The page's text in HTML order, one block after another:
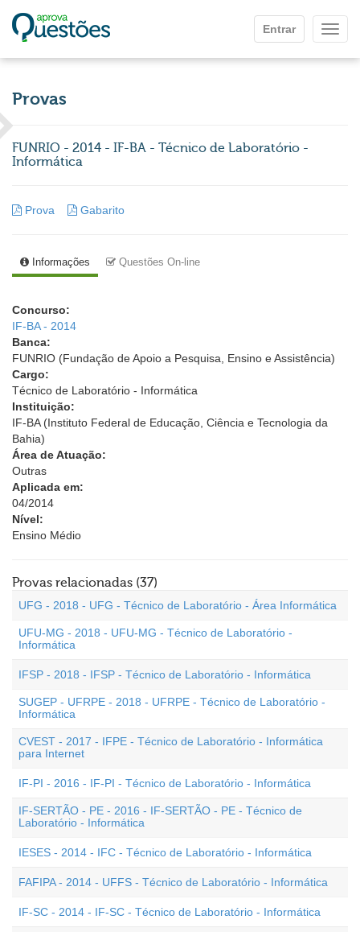
Entrar
Provas
FUNRIO - 2014 - IF-BA - Técnico de Laboratório -
Informática
Prova Gabarito
Informações Questões On-line
Concurso:
IF-BA - 2014
Banca:
FUNRIO (Fundação de Apoio a Pesquisa, Ensino e Assistência)
Cargo:
Técnico de Laboratório - Informática
Instituição:
IF-BA (Instituto Federal de Educação, Ciência e Tecnologia da
Bahia)
Área de Atuação:
Outras
Aplicada em:
04/2014
Nível:
Ensino Médio
Provas relacionadas (37)
UFG - 2018 - UFG - Técnico de Laboratório - Área Informática
UFU-MG - 2018 - UFU-MG - Técnico de Laboratório -
Informática
IFSP - 2018 - IFSP - Técnico de Laboratório - Informática
SUGEP - UFRPE - 2018 - UFRPE - Técnico de Laboratório -
Informática
CVEST - 2017 - IFPE - Técnico de Laboratório - Informática
para Internet
IF-PI - 2016 - IF-PI - Técnico de Laboratório - Informática
IF-SERTÃO - PE - 2016 - IF-SERTÃO - PE - Técnico de
Laboratório - Informática
IESES - 2014 - IFC - Técnico de Laboratório - Informática
FAFIPA - 2014 - UFFS - Técnico de Laboratório - Informática
IF-SC - 2014 - IF-SC - Técnico de Laboratório - Informática